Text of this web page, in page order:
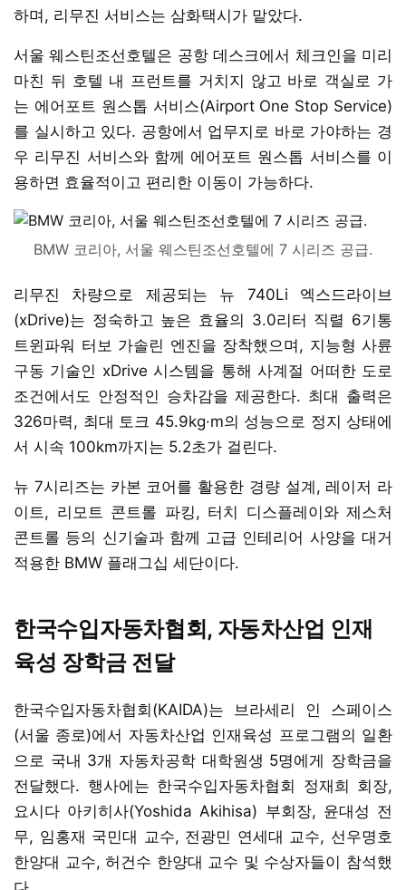
하며, 리무진 서비스는 삼화택시가 맡았다.
서울 웨스틴조선호텔은 공항 데스크에서 체크인을 미리
마친 뒤 호텔 내 프런트를 거치지 않고 바로 객실로 가
는 에어포트 원스톱 서비스(Airport One Stop Service)
를 실시하고 있다. 공항에서 업무지로 바로 가야하는 경
우 리무진 서비스와 함께 에어포트 원스톱 서비스를 이
용하면 효율적이고 편리한 이동이 가능하다.
BMW 코리아, 서울 웨스틴조선호텔에 7 시리즈 공급.
리무진 차량으로 제공되는 뉴 740Li 엑스드라이브
(xDrive)는 정숙하고 높은 효율의 3.0리터 직렬 6기통
트윈파워 터보 가솔린 엔진을 장착했으며, 지능형 사륜
구동 기술인 xDrive 시스템을 통해 사계절 어떠한 도로
조건에서도 안정적인 승차감을 제공한다. 최대 출력은
326마력, 최대 토크 45.9kg·m의 성능으로 정지 상태에
서 시속 100km까지는 5.2초가 걸린다.
뉴 7시리즈는 카본 코어를 활용한 경량 설계, 레이저 라
이트, 리모트 콘트롤 파킹, 터치 디스플레이와 제스처
콘트롤 등의 신기술과 함께 고급 인테리어 사양을 대거
적용한 BMW 플래그십 세단이다.
한국수입자동차협회, 자동차산업 인재
육성 장학금 전달
한국수입자동차협회(KAIDA)는 브라세리 인 스페이스
(서울 종로)에서 자동차산업 인재육성 프로그램의 일환
으로 국내 3개 자동차공학 대학원생 5명에게 장학금을
전달했다. 행사에는 한국수입자동차협회 정재희 회장,
요시다 아키히사(Yoshida Akihisa) 부회장, 윤대성 전
무, 임홍재 국민대 교수, 전광민 연세대 교수, 선우명호
한양대 교수, 허건수 한양대 교수 및 수상자들이 참석했